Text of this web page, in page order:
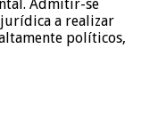
Admitir-se
a realizar
políticos,